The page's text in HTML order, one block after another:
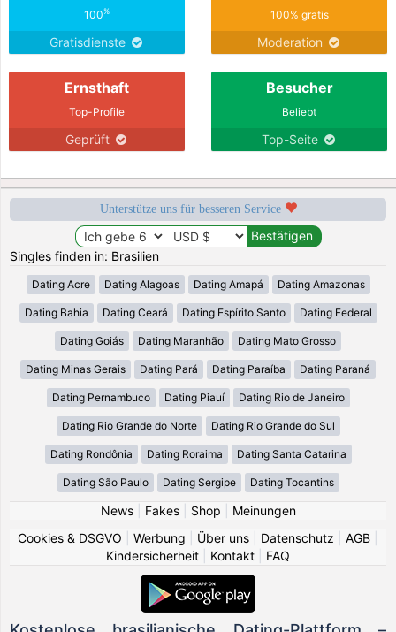
100%
Gratisdienste
100% gratis
Moderation
Ernsthaft
Top-Profile
Geprüft
Besucher
Beliebt
Top-Seite
Unterstütze uns für besseren Service
Singles finden in: Brasilien
Dating Acre Dating Alagoas Dating Amapá Dating Amazonas
Dating Bahia Dating Ceará Dating Espírito Santo Dating Federal
Dating Goiás Dating Maranhão Dating Mato Grosso
Dating Minas Gerais Dating Pará Dating Paraíba Dating Paraná
Dating Pernambuco Dating Piauí Dating Rio de Janeiro
Dating Rio Grande do Norte Dating Rio Grande do Sul
Dating Rondônia Dating Roraima Dating Santa Catarina
Dating São Paulo Dating Sergipe Dating Tocantins
News| Fakes| Shop
Meinungen
Cookies & DSGVO
Werbung Über uns Datenschutz AGB
Kindersicherheit
Kontakt FAQ